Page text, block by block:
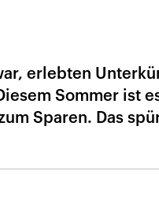
erlebten
Sommer ist
Sparen. Das